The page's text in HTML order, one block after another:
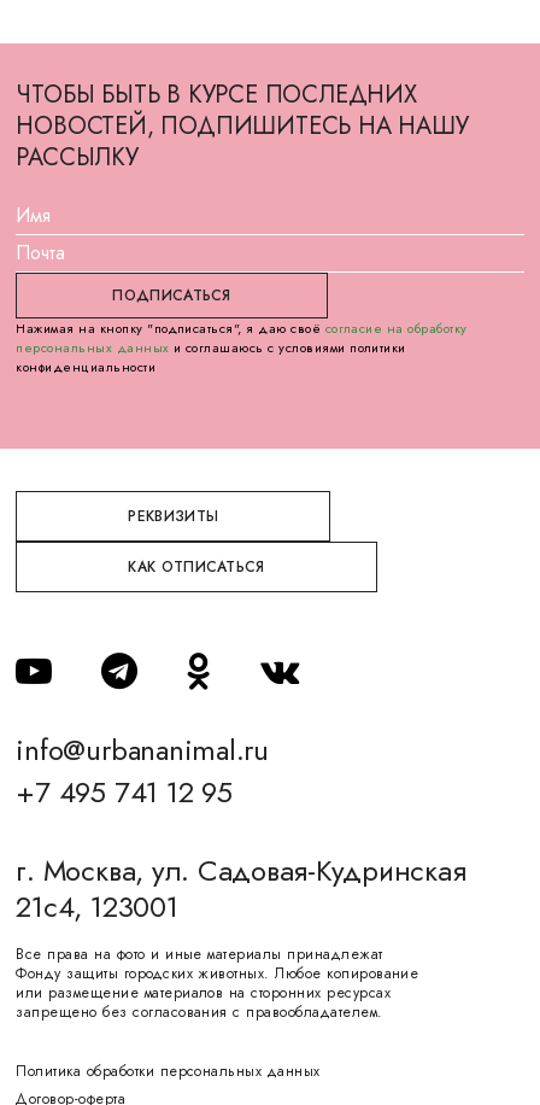
ЧТОБЫ БЫТЬ В КУРСЕ ПОСЛЕДНИХ
НОВОСТЕЙ, ПОДПИШИТЕСЬ НА НАШУ
РАССЫЛКУ
Нажимая на кнопку "подписаться", я даю своё согласие на обработку
персональных данных и соглашаюсь с условиями политики
конфиденциальности
РЕКВИЗИТЫ
КАК ОТПИСАТЬСЯ
info@urbananimal.ru
+7 495 741 12 95
г. Москва, ул. Садовая-Кудринская
21с4, 123001
Все права на фото и иные материалы принадлежат
Фонду защиты городских животных. Любое копирование
или размещение материалов на сторонних ресурсах
запрещено без согласования с правообладателем.
Политика обработки персональных данных
Договор-оферта